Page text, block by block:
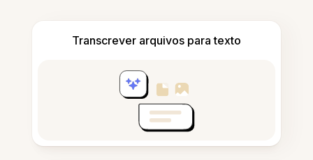
Transcrever arquivos para texto